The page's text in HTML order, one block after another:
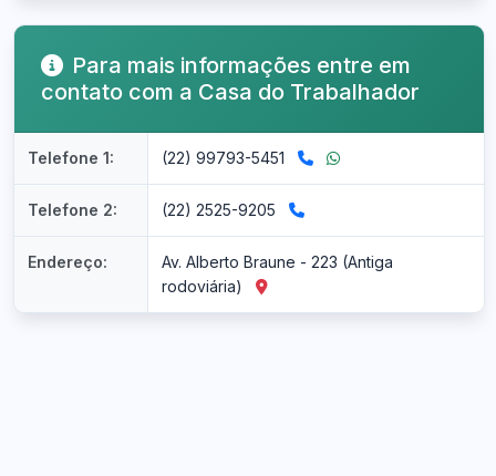
Para mais informações entre em
contato com a Casa do Trabalhador
Telefone 1: (22) 99793-5451
Telefone 2: (22) 2525-9205
Endereço:
Av. Alberto Braune - 223 (Antiga
rodoviária)